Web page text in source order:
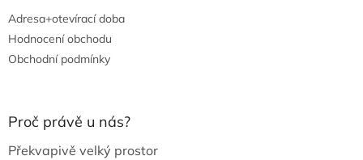
Adresa+otevírací doba
Hodnocení obchodu
Obchodní podmínky
Proč právě u nás?
Překvapivě velký prostor